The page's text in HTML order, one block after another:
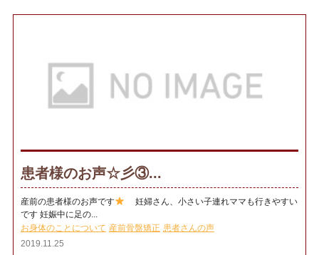
患者様のお声☆彡③...
産前の患者様のお声です
妊婦さん、小さい子連れママも行きやすい
です 妊娠中に足の...
お身体のことについて 産前骨盤矯正 患者さんの声
2019.11.25